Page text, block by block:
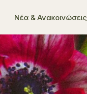
Νέα & Ανακοινώσεις